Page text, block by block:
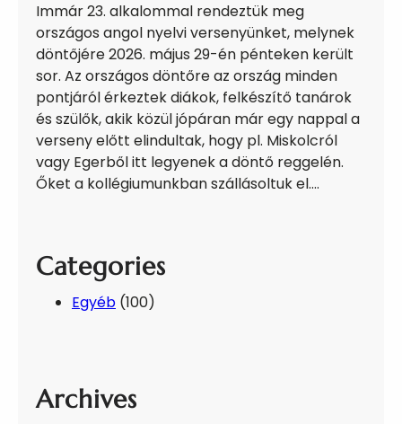
Immár 23. alkalommal rendeztük meg
országos angol nyelvi versenyünket, melynek
döntőjére 2026. május 29-én pénteken került
sor. Az országos döntőre az ország minden
pontjáról érkeztek diákok, felkészítő tanárok
és szülők, akik közül jópáran már egy nappal a
verseny előtt elindultak, hogy pl. Miskolcról
vagy Egerből itt legyenek a döntő reggelén.
Őket a kollégiumunkban szállásoltuk el.…
Categories
Egyéb (100)
Archives